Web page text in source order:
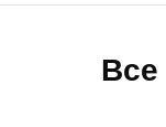
Все